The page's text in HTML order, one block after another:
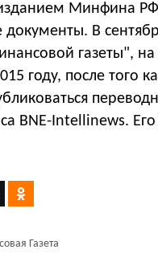
Минфина РФ,
В
газеты",
году, после того
BNE-Intellinews.
Газета